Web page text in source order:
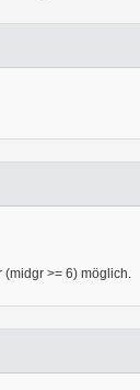
(midgr >= 6) möglich.